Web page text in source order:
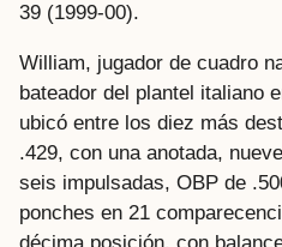
39 (1999-00).
William, jugador de cuadro
bateador del plantel italiano
ubicó entre los diez más
.429, con una anotada,
seis impulsadas, OBP de
ponches en 21
décima posición, con